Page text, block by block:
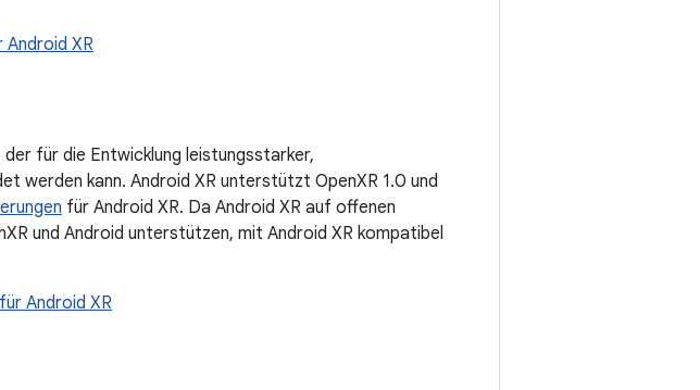
XR
für die Entwicklung leistungsstarker,
werden kann. Android XR unterstützt OpenXR 1.0 und
für Android XR. Da Android XR auf offenen
und Android unterstützen, mit Android XR kompatibel
Android XR